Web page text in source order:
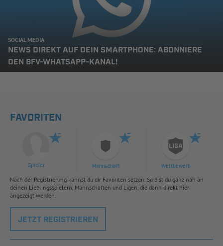
SOCIAL MEDIA
NEWS DIREKT AUF DEIN SMARTPHONE: ABONNIERE
DEN BFV-WHATSAPP-KANAL!
FAVORITEN
Spieler Mannschaft Wettbewerb
Nach der Registrierung kannst du dir Favoriten setzen. So bist du ganz nah an
deinen Lieblingsspielern, Mannschaften und Ligen, die dann direkt hier
angezeigt werden.
JETZT REGISTRIEREN